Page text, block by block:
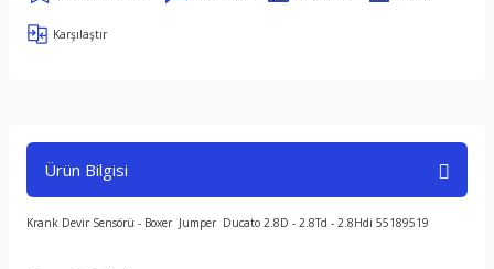
Karşılaştır
Ürün Bilgisi
Krank Devir Sensörü - Boxer Jumper Ducato 2.8D - 2.8Td - 2.8Hdi 55189519